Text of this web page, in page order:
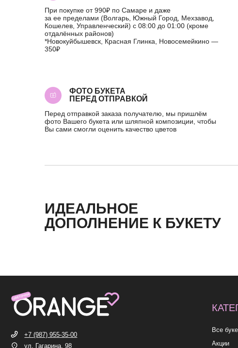
При покупке от 990₽ по Самаре и даже
за ее пределами (Волгарь, Южный Город, Мехзавод,
Кошелев, Управленческий) с 08:00 до 01:00 (кроме
отдалённых районов)
*Новокуйбышевск, Красная Глинка, Новосемейкино —
350₽
ФОТО БУКЕТА
ПЕРЕД ОТПРАВКОЙ
Перед отправкой заказа получателю, мы пришлём
фото Вашего букета или шляпной композиции, чтобы
Вы сами смогли оценить качество цветов
ИДЕАЛЬНОЕ
ДОПОЛНЕНИЕ К БУКЕТУ
КАТЕГОРИИ
ВКTGMAX INST*
Премиум
ежедневно, 09:00 — 21:00
ежедневно, 09:00 — 21:00
ИП Николаев Александр Сергеевич